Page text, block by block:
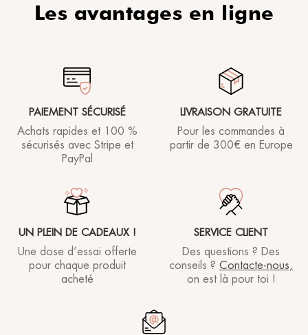
Les avantages en ligne
PAIEMENT SÉCURISÉ
Achats rapides et 100 %
sécurisés avec Stripe et
PayPal
LIVRAISON GRATUITE
Pour les commandes à
partir de 300€ en Europe
UN PLEIN DE CADEAUX !
Une dose d’essai offerte
pour chaque produit
acheté
SERVICE CLIENT
Des questions ? Des
conseils ? Contacte-nous,
on est là pour toi !